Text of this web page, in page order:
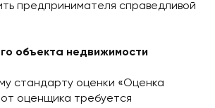
предпринимателя справедливой
объекта недвижимости
стандарту оценки «Оценка
оценщика требуется